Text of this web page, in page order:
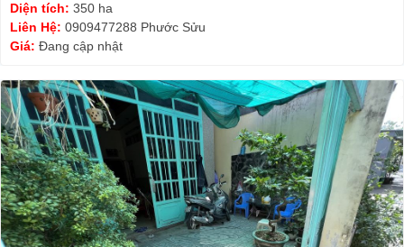
Diện tích: 350 ha
Liên Hệ: 0909477288 Phước Sửu
Giá: Đang cập nhật